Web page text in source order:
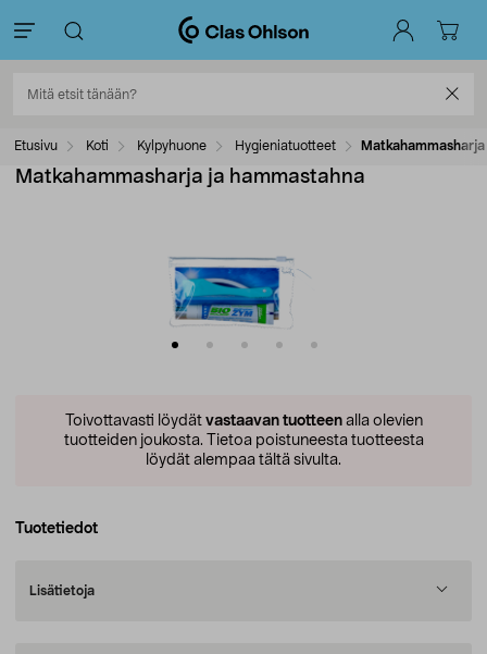
Etusivu Koti Kylpyhuone Hygieniatuotteet
Matkahammasharja ja hammastahna
Toivottavasti löydät vastaavan tuotteenalla olevien
tuotteiden joukosta. Tietoa poistuneesta tuotteesta
löydät alempaa tältä sivulta.
Tuotetiedot
Lisätietoja